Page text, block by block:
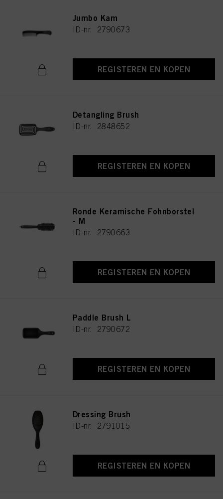
Jumbo Kam
ID-nr. 2790673
REGISTEREN EN KOPEN
Detangling Brush
ID-nr. 2848652
REGISTEREN EN KOPEN
Ronde Keramische Fohnborstel
- M
ID-nr. 2790663
REGISTEREN EN KOPEN
Paddle Brush L
ID-nr. 2790672
REGISTEREN EN KOPEN
Dressing Brush
ID-nr. 2791015
REGISTEREN EN KOPEN